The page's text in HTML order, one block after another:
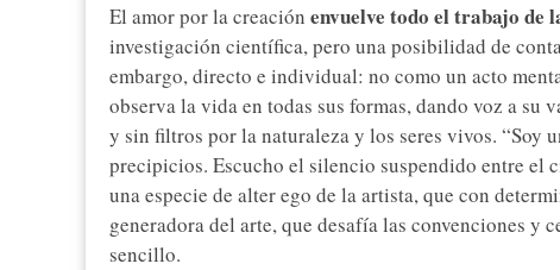
El amor por la creación envuelve todo el trabajo de
investigación científica, pero una posibilidad de
embargo, directo e individual: no como un acto
observa la vida en todas sus formas, dando voz a su
y sin filtros por la naturaleza y los seres vivos. “Soy
precipicios. Escucho el silencio suspendido entre el
una especie de alter ego de la artista, que con
generadora del arte, que desafía las convenciones
sencillo.